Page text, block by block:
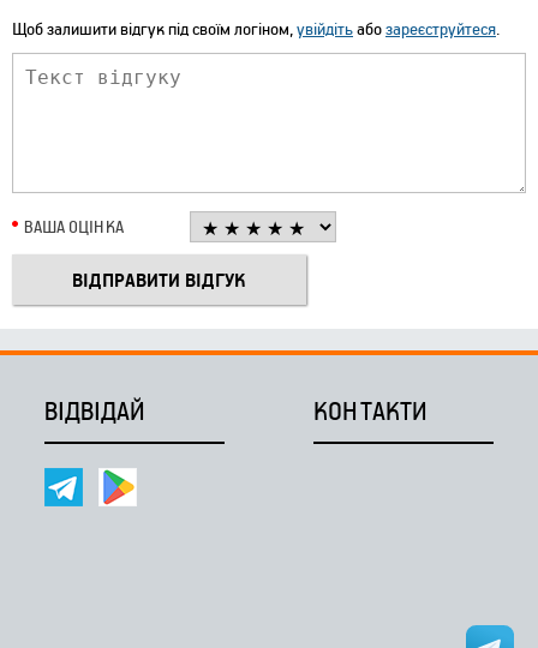
Щоб залишити відгук під своїм логіном,увійдітьабозареєструйтеся.
ВАША ОЦІНКА
ВІДВІДАЙ КОНТАКТИ